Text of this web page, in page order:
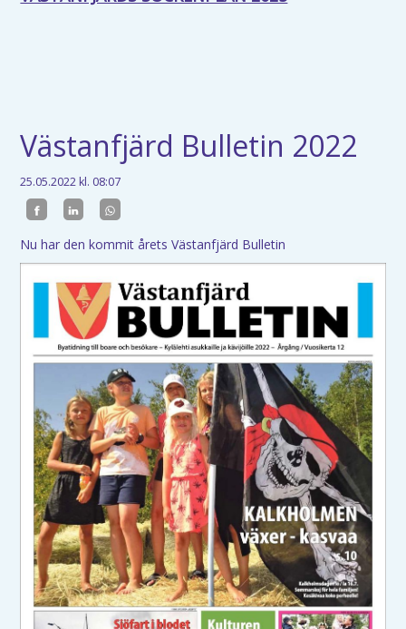
Västanfjärd Bulletin 2022
25.05.2022kl. 08:07
Nu har den kommit årets Västanfjärd Bulletin